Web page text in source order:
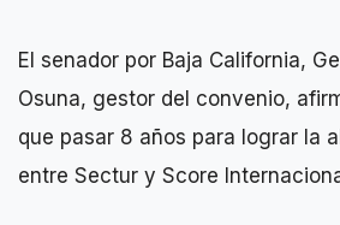
El senador por Baja California,
Osuna, gestor del convenio,
que pasar 8 años para lograr la
entre Sectur y Score